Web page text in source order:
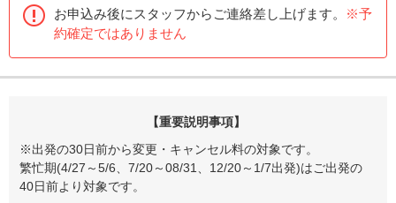
お申込み後にスタッフからご連絡差し上げます。
※予
約確定ではありません
【重要説明事項】
※出発の30日前から変更・キャンセル料の対象です。
繁忙期(4/27～5/6、7/20～08/31、12/20～1/7出発)はご出発の
40日前より対象です。